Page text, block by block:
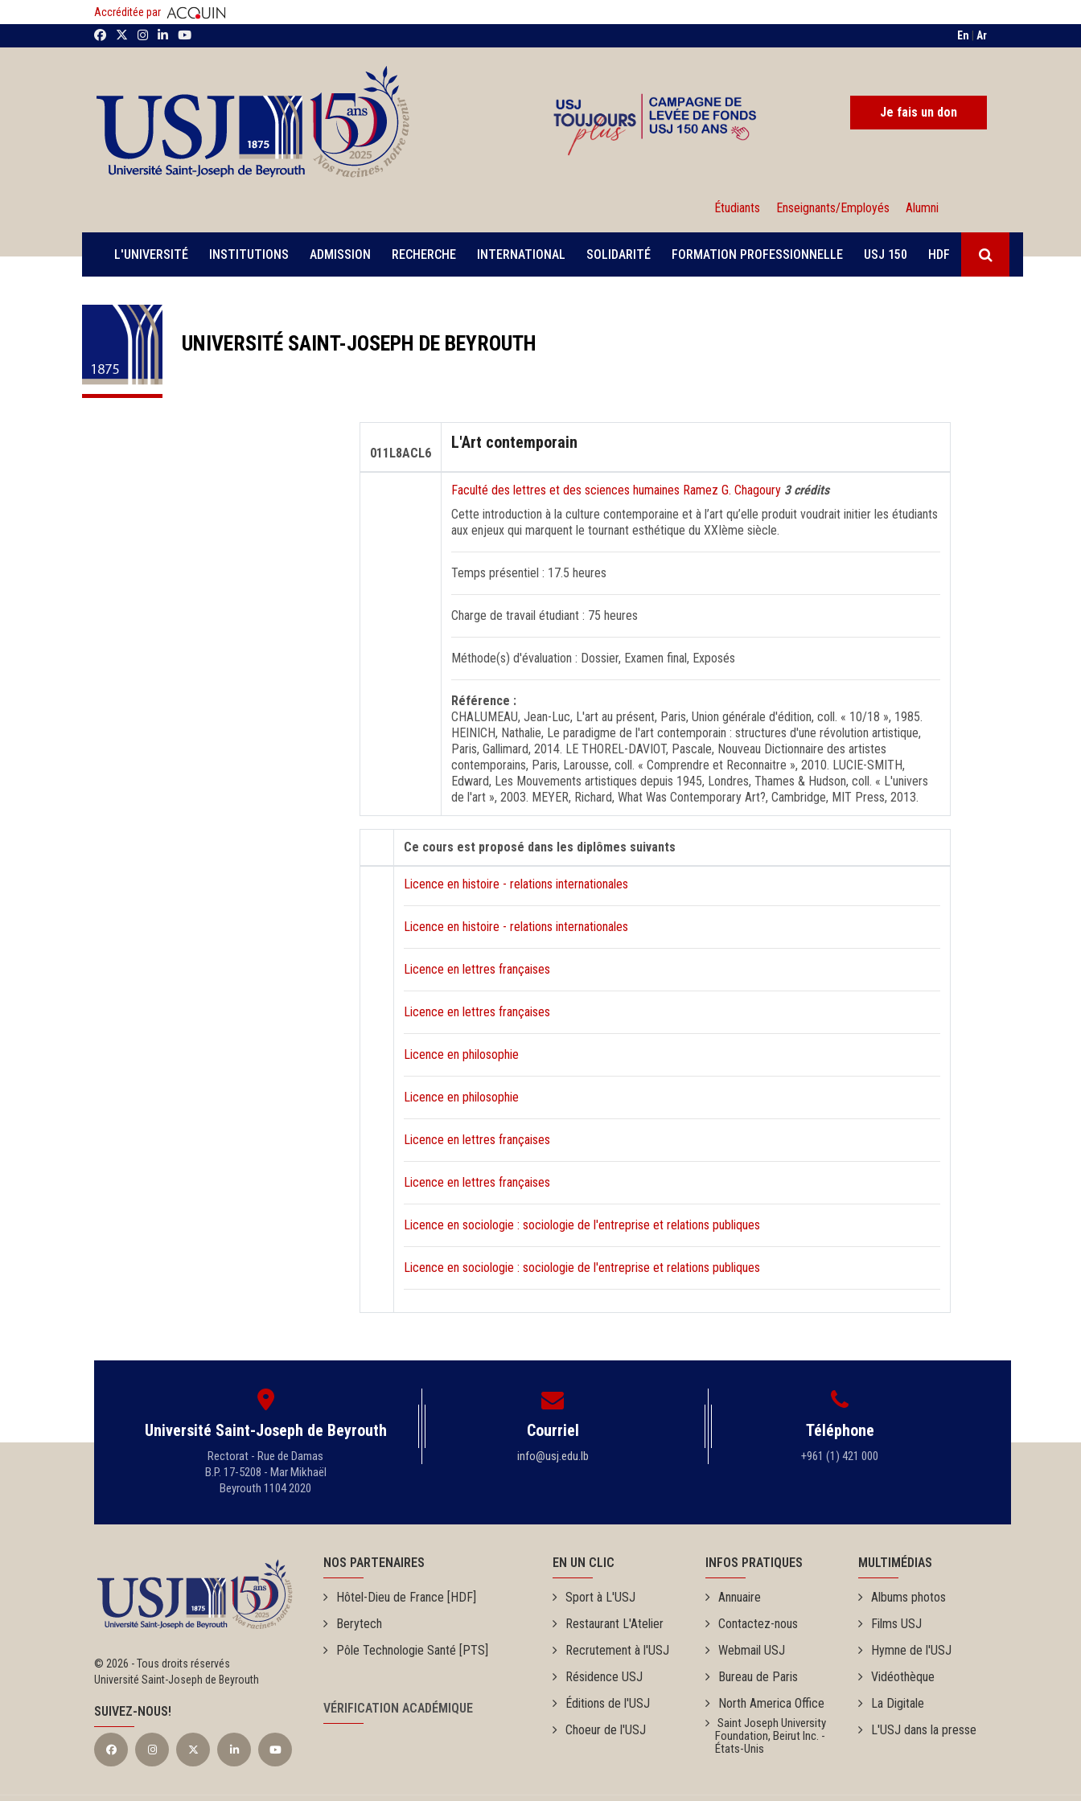
Accréditée par
En
Ar
Je fais un don
Étudiants Enseignants/Employés Alumni
L'UNIVERSITÉ INSTITUTIONS ADMISSION RECHERCHE INTERNATIONAL SOLIDARITÉ FORMATION PROFESSIONNELLE USJ 150 HDF
UNIVERSITÉ SAINT-JOSEPH DE BEYROUTH
011L8ACL6
L'Art contemporain
Faculté des lettres et des sciences humaines Ramez G. Chagoury 3 crédits
Cette introduction à la culture contemporaine et à l’art qu’elle produit voudrait initier les étudiants
aux enjeux qui marquent le tournant esthétique du XXIème siècle.
Temps présentiel : 17.5 heures
Charge de travail étudiant : 75 heures
Méthode(s) d'évaluation : Dossier, Examen final, Exposés
Référence :
CHALUMEAU, Jean-Luc, L'art au présent, Paris, Union générale d'édition, coll. « 10/18 », 1985.
HEINICH, Nathalie, Le paradigme de l'art contemporain : structures d'une révolution artistique,
Paris, Gallimard, 2014. LE THOREL-DAVIOT, Pascale, Nouveau Dictionnaire des artistes
contemporains, Paris, Larousse, coll. « Comprendre et Reconnaitre », 2010. LUCIE-SMITH,
Edward, Les Mouvements artistiques depuis 1945, Londres, Thames & Hudson, coll. « L'univers
de l'art », 2003. MEYER, Richard, What Was Contemporary Art?, Cambridge, MIT Press, 2013.
Ce cours est proposé dans les diplômes suivants
Licence en histoire - relations internationales
Licence en histoire - relations internationales
Licence en lettres françaises
Licence en lettres françaises
Licence en philosophie
Licence en philosophie
Licence en lettres françaises
Licence en lettres françaises
Licence en sociologie : sociologie de l'entreprise et relations publiques
Licence en sociologie : sociologie de l'entreprise et relations publiques
Université Saint-Joseph de Beyrouth
Rectorat - Rue de Damas
B.P. 17-5208 - Mar Mikhaël
Beyrouth 1104 2020
Courriel
info@usj.edu.lb
Téléphone
+961 (1) 421 000
© 2026 - Tous droits réservés
Université Saint-Joseph de Beyrouth
SUIVEZ-NOUS!
NOS PARTENAIRES
Hôtel-Dieu de France [HDF]
Berytech
Pôle Technologie Santé [PTS]
VÉRIFICATION ACADÉMIQUE
EN UN CLIC
Sport à L'USJ
Restaurant L'Atelier
Recrutement à l'USJ
Résidence USJ
Éditions de l'USJ
Choeur de l'USJ
INFOS PRATIQUES
Annuaire
Contactez-nous
Webmail USJ
Bureau de Paris
North America Office
Saint Joseph University
Foundation, Beirut Inc. -
États-Unis
MULTIMÉDIAS
Albums photos
Films USJ
Hymne de l'USJ
Vidéothèque
La Digitale
L'USJ dans la presse